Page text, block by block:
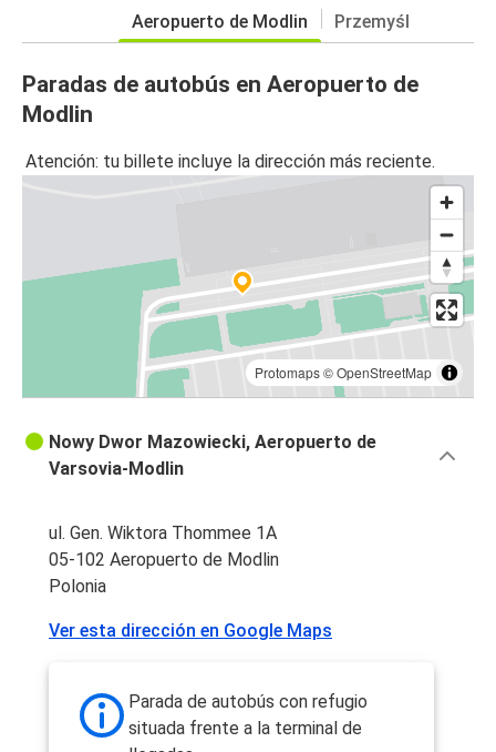
Aeropuerto de Modlin Przemyśl
Paradas de autobús en Aeropuerto de
Modlin
Atención: tu billete incluye la dirección más reciente.
Protomaps©OpenStreetMap
Nowy Dwor Mazowiecki, Aeropuerto de
Varsovia-Modlin
ul. Gen. Wiktora Thommee 1A
05-102 Aeropuerto de Modlin
Polonia
Ver esta dirección en Google Maps
Parada de autobús con refugio
situada frente a la terminal de